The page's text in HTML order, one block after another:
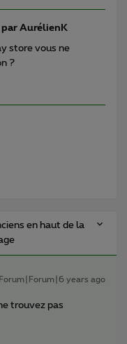
par AurélienK
store vous ne
?
en haut de la
Forum|Forum|6 years ago
trouvez pas